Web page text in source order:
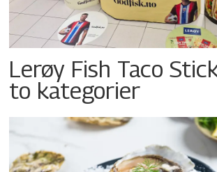
Lerøy Fish Taco
to kategorier